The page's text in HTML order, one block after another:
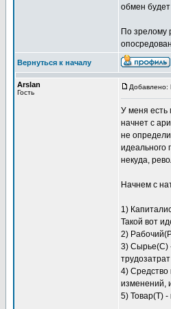
обмен будет
По зрелому
Вернуться к началу
Arslan
Гость
Добавлено:
У меня есть
начнет с
не
идеального
некуда,
Начнем с
1)
Такой вот
2)
3) Сырье(С) -
4) Средство
изменений,
5) Товар(Т)